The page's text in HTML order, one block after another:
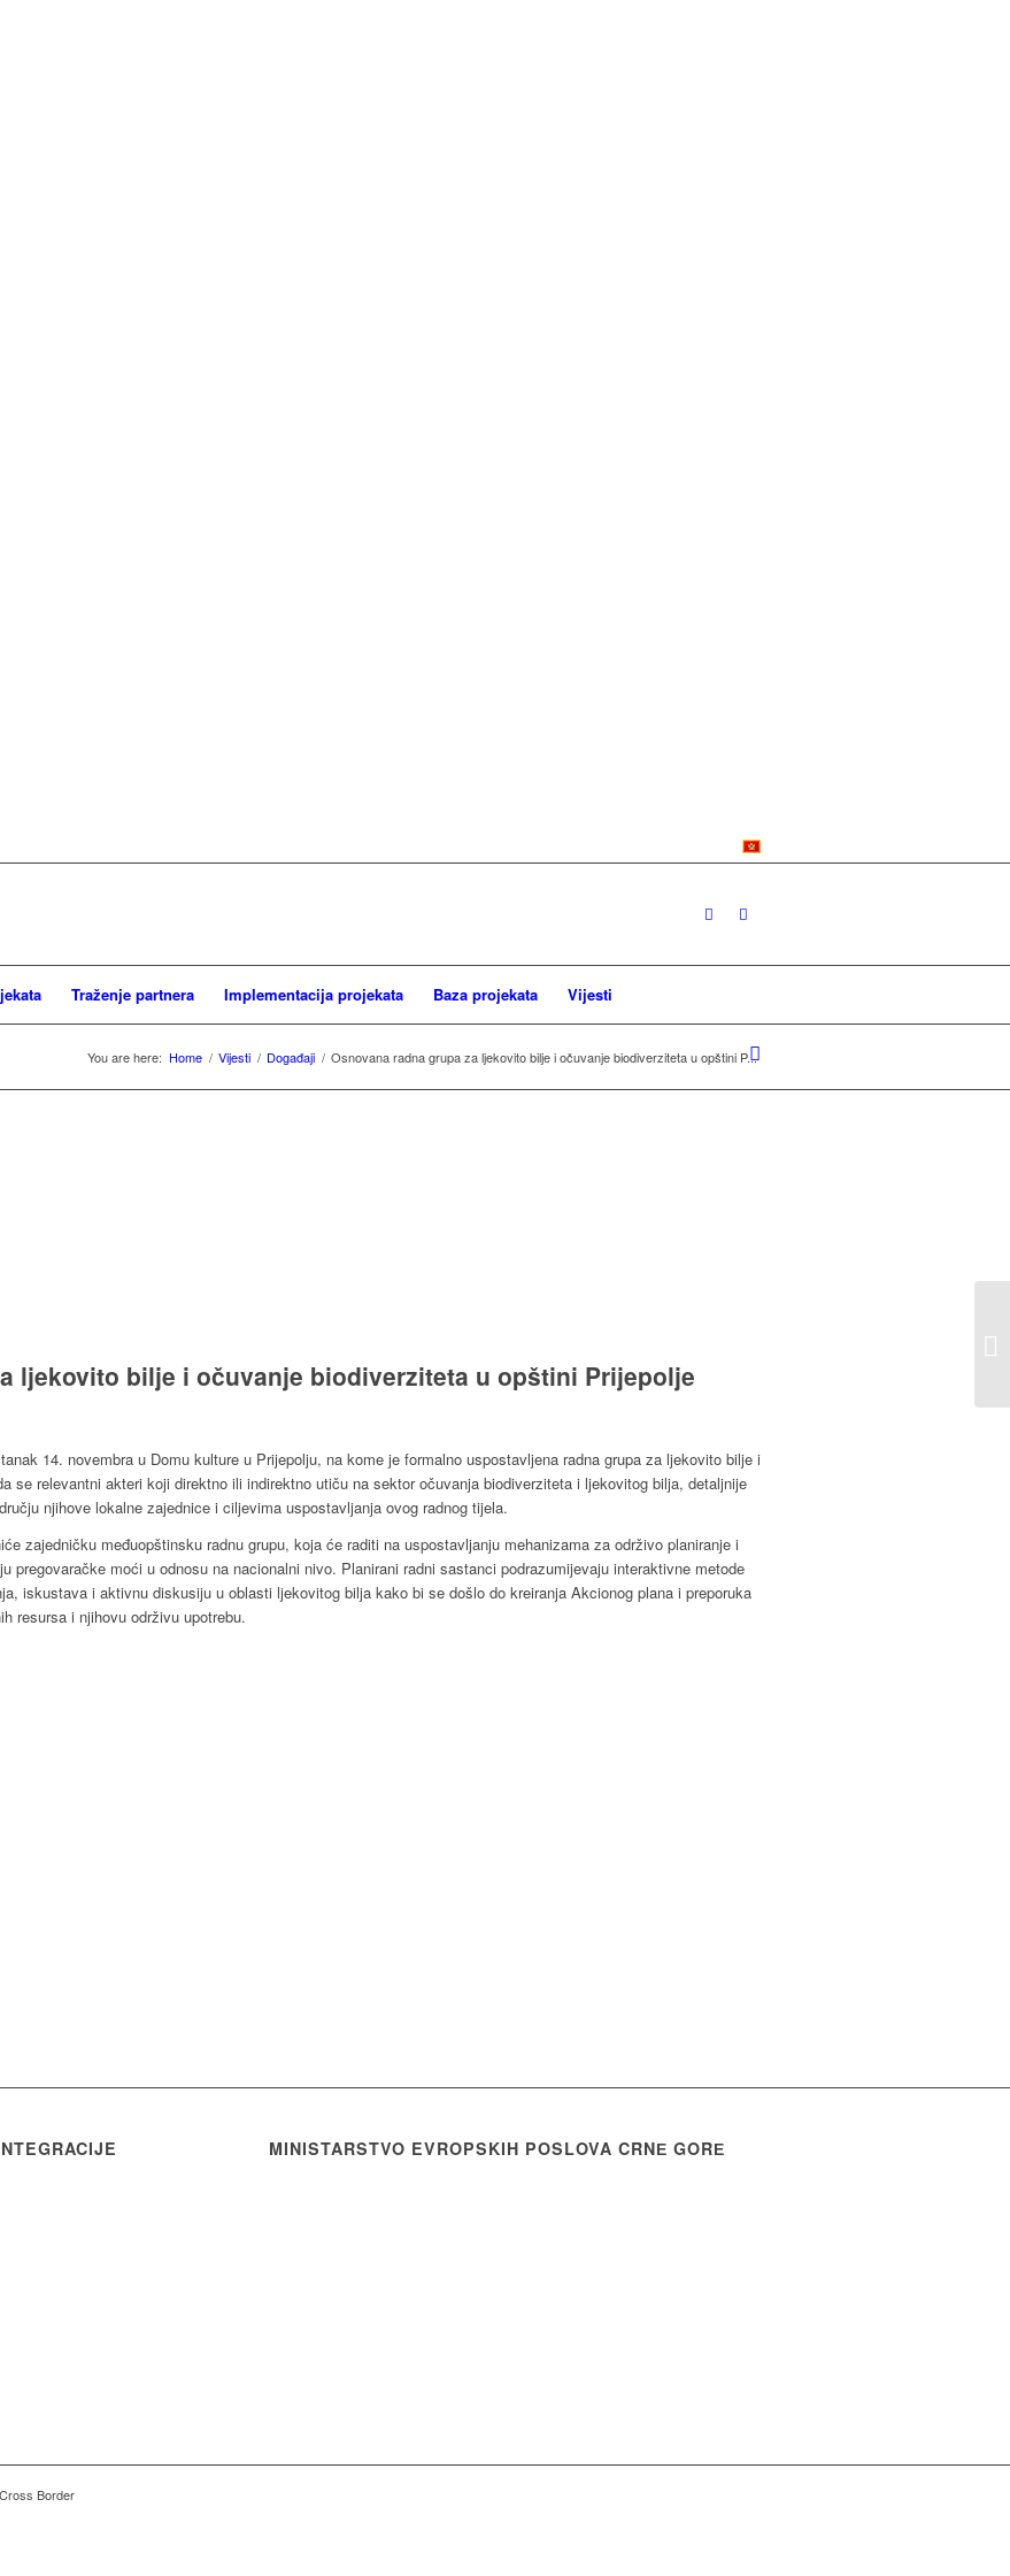
Traženje partnera Implementacija projekata Baza projekata Vijesti
You are here: Home / Vijesti / Događaji / Osnovana radna grupa za ljekovito bilje i očuvanje biodiverziteta u opštini P...
ljekovito bilje i očuvanje biodiverziteta u opštini Prijepolje
14. novembra u Domu kulture u Prijepolju, na kome je formalno uspostavljena radna grupa za ljekovito bilje i
se relevantni akteri koji direktno ili indirektno utiču na sektor očuvanja biodiverziteta i ljekovitog bilja, detaljnije
njihove lokalne zajednice i ciljevima uspostavljanja ovog radnog tijela.
zajedničku međuopštinsku radnu grupu, koja će raditi na uspostavljanju mehanizama za održivo planiranje i
pregovaračke moći u odnosu na nacionalni nivo. Planirani radni sastanci podrazumijevaju interaktivne metode
iskustava i aktivnu diskusiju u oblasti ljekovitog bilja kako bi se došlo do kreiranja Akcionog plana i preporuka
resursa i njihovu održivu upotrebu.
MINISTARSTVO EVROPSKIH POSLOVA CRNЕ GORЕ
Cross Border